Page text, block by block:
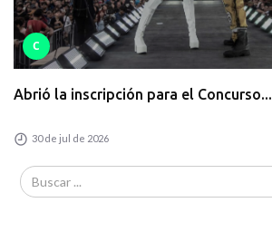
C
Abrió la inscripción para el Concurso...
30 de jul de 2026